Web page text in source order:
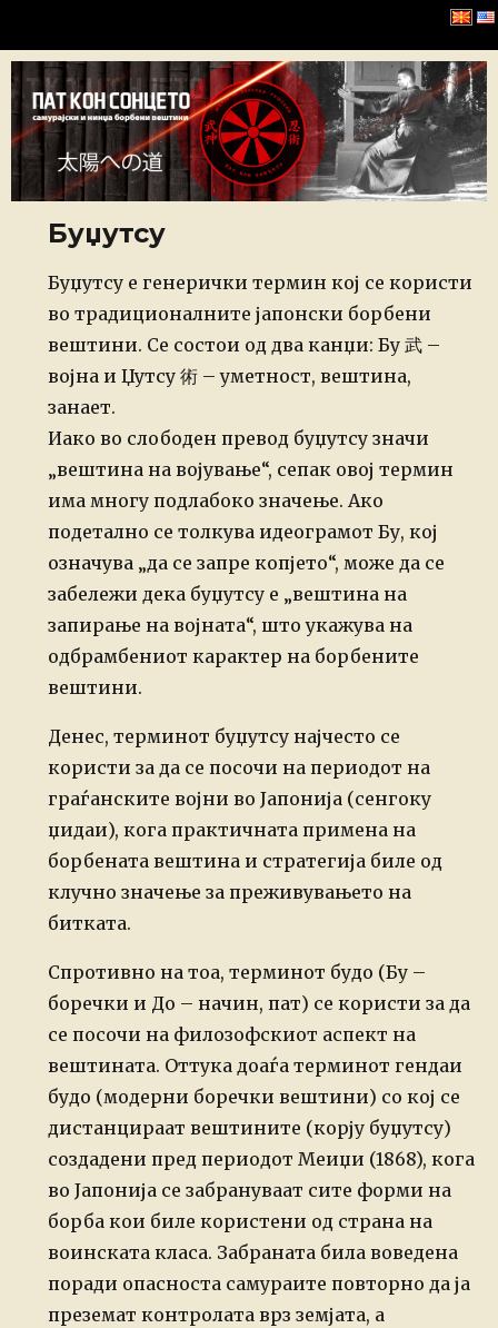
Хомбу Буџинкан
Буџутсу
Posted
on
Буџутсу е генерички термин кој се користи
во традиционалните јапонски борбени
вештини. Се состои од два канџи: Бу 武 –
војна и Џутсу 術 – уметност, вештина,
занает.
Иако во слободен превод буџутсу значи
„вештина на војување“, сепак овој термин
има многу подлабоко значење. Ако
подетално се толкува идеограмот Бу, кој
означува „да се запре копјето“, може да се
забележи дека буџутсу е „вештина на
запирање на војната“, што укажува на
одбрамбениот карактер на борбените
вештини.
Денес, терминот буџутсу најчесто се
користи за да се посочи на периодот на
граѓанските војни во Јапонија (сенгоку
џидаи), кога практичната примена на
борбената вештина и стратегија биле од
клучно значење за преживувањето на
битката.
Спротивно на тоа, терминот будо (Бу –
боречки и До – начин, пат) се користи за да
се посочи на филозофскиот аспект на
вештината. Оттука доаѓа терминот гендаи
будо (модерни боречки вештини) со кој се
дистанцираат вештините (корју буџутсу)
создадени пред периодот Меиџи (1868), кога
во Јапонија се забрануваат сите форми на
борба кои биле користени од страна на
воинската класа. Забраната била воведена
поради опасноста самураите повторно да ја
преземат контролата врз земјата, а